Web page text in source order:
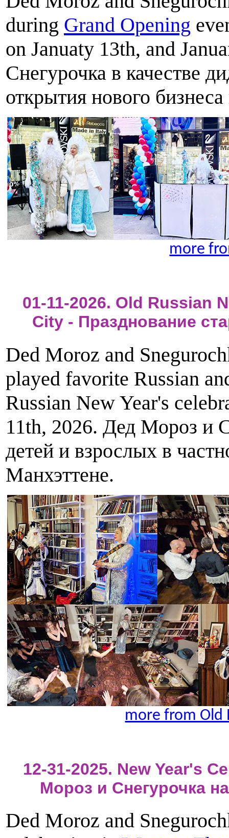
during Grand Opening
on Januaty 13th, and
Снегурочка в качестве
открытия нового
more
01-11-2026. Old Russian
City - Празднование
Ded Moroz and
played favorite Russian
Russian New Year's
11th, 2026. Дед Мороз и
детей и взрослых в
Манхэттене.
more from Old
12-31-2025. New Year's
Мороз и Снегурочка
Ded Moroz and